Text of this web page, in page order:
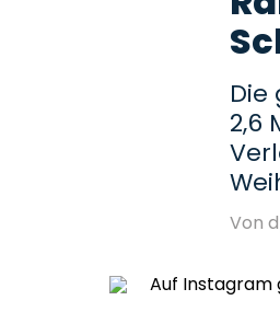
2,6
Von